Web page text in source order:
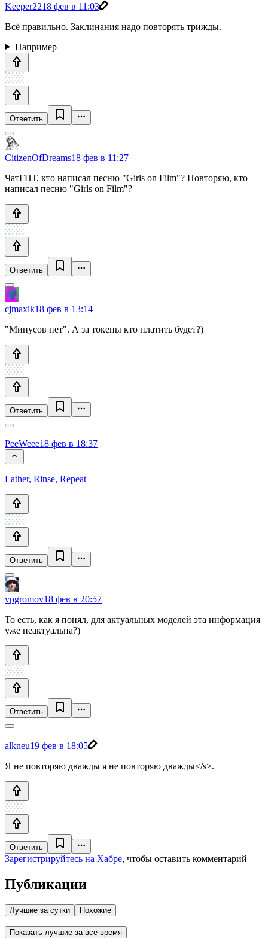
Keeper2218 фев в 11:03
Всё правильно. Заклинания надо повторять трижды.
Например
Ответить
CitizenOfDreams18 фев в 11:27
ЧатГПТ, кто написал песню "Girls on Film"? Повторяю, кто
написал песню "Girls on Film"?
Ответить
cjmaxik18 фев в 13:14
"Минусов нет". А за токены кто платить будет?)
Ответить
PeeWeee18 фев в 18:37
Lather, Rinse, Repeat
Ответить
vpgromov18 фев в 20:57
То есть, как я понял, для актуальных моделей эта информация
уже неактуальна?)
Ответить
alkneu19 фев в 18:05
Я не повторяю дважды я не повторяю дважды</s>.
Ответить
Зарегистрируйтесь на Хабре, чтобы оставить комментарий
Публикации
Лучшие за сутки Похожие
Показать лучшие за всё время